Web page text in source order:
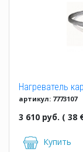
Нагреватель
81/NTZ096-136
артикул: 7773107
3 610 руб. ( 38
Купить